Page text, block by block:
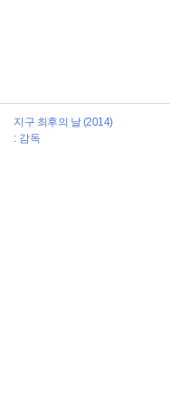
지구 최후의 날 (2014)
: 감독